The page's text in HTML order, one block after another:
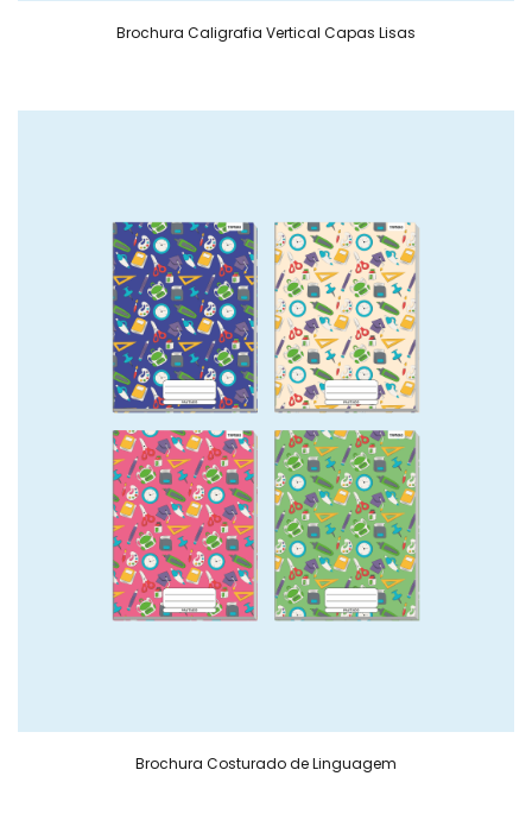
Brochura Caligrafia Vertical Capas Lisas
Brochura Costurado de Linguagem